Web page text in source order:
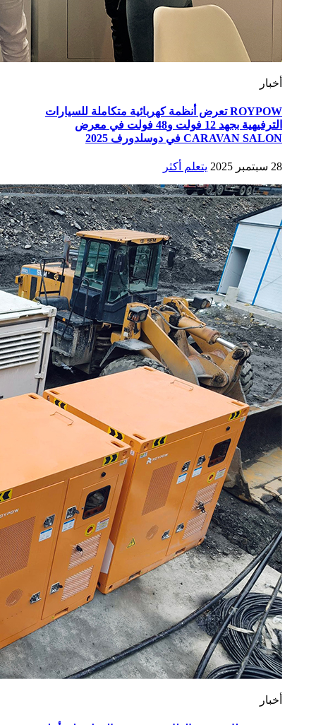
أخبار
ROYPOW تعرض أنظمة كهربائية متكاملة للسيارات
الترفيهية بجهد 12 فولت و48 فولت في معرض
CARAVAN SALON في دوسلدورف 2025
28 سبتمبر 2025 يتعلم أكثر
أخبار